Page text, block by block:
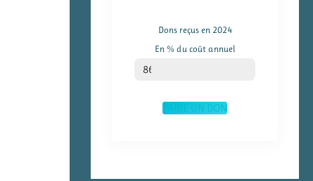
Dons reçus en 2024
En % du coût annuel
% du coût annuel
86
FAIRE UN DON